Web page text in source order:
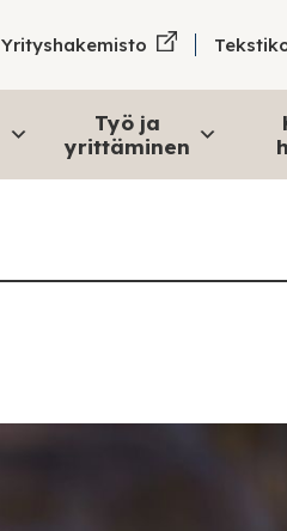
Yrityshakemisto
Työ ja
yrittäminen